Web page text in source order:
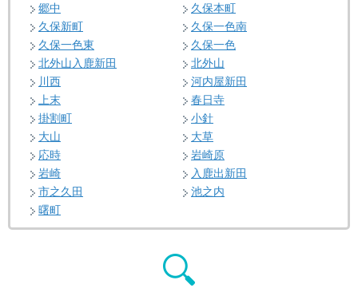
郷中
久保本町
久保新町
久保一色南
久保一色東
久保一色
北外山入鹿新田
北外山
川西
河内屋新田
上末
春日寺
掛割町
小針
大山
大草
応時
岩崎原
岩崎
入鹿出新田
市之久田
池之内
曙町